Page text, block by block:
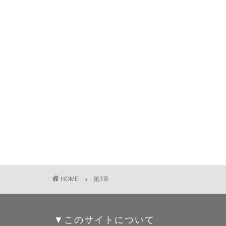
HOME 第3章
▼このサイトについて